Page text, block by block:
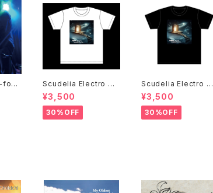
Scudelia Electro 時
間の扉Tシャツ・半袖・
ホワイト
¥3,500
30%OFF
Scudelia Electro 時
間の扉Tシャツ・半袖・
ブラック
¥3,500
30%OFF